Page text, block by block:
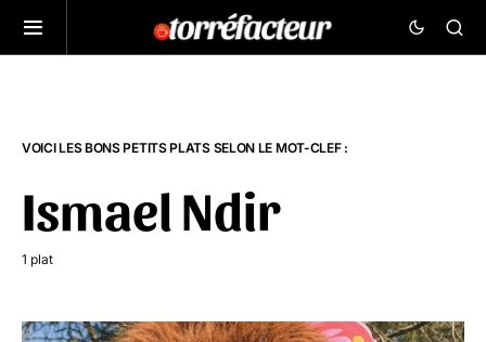
VOICI LES BONS PETITS PLATS SELON LE MOT-CLEF :
Ismael Ndir
1 plat